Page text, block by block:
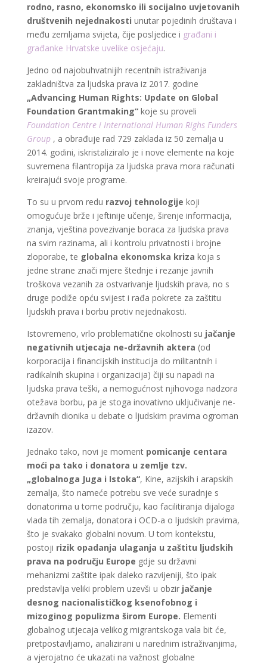
rodno, rasno, ekonomsko ili socijalno uvjetovanih
društvenih nejednakosti unutar pojedinih društava i
među zemljama svijeta, čije posljedice i građani i
građanke Hrvatske uvelike osjećaju.
Jedno od najobuhvatnijih recentnih istraživanja
zakladništva za ljudska prava iz 2017. godine
„Advancing Human Rights: Update on Global
Foundation Grantmaking“koje su proveli
Foundation Centre i International Human Righs Funders
Group , a obrađuje rad 729 zaklada iz 50 zemalja u
2014. godini, iskristaliziralo je i nove elemente na koje
suvremena filantropija za ljudska prava mora računati
kreirajući svoje programe.
To su u prvom redu razvoj tehnologije koji
omogućuje brže i jeftinije učenje, širenje informacija,
znanja, vještina povezivanje boraca za ljudska prava
na svim razinama, ali i kontrolu privatnosti i brojne
zloporabe, te globalna ekonomska kriza koja s
jedne strane znači mjere štednje i rezanje javnih
troškova vezanih za ostvarivanje ljudskih prava, no s
druge podiže opću svijest i rađa pokrete za zaštitu
ljudskih prava i borbu protiv nejednakosti.
Istovremeno, vrlo problematične okolnosti su jačanje
negativnih utjecaja ne-državnih aktera (od
korporacija i financijskih institucija do militantnih i
radikalnih skupina i organizacija) čiji su napadi na
ljudska prava teški, a nemogućnost njihovoga nadzora
otežava borbu, pa je stoga inovativno uključivanje ne-
državnih dionika u debate o ljudskim pravima ogroman
izazov.
Jednako tako, novi je moment pomicanje centara
moći pa tako i donatora u zemlje tzv.
„globalnoga Juga i Istoka“, Kine, azijskih i arapskih
zemalja, što nameće potrebu sve veće suradnje s
donatorima u tome području, kao facilitiranja dijaloga
vlada tih zemalja, donatora i OCD-a o ljudskih pravima,
što je svakako globalni novum. U tom kontekstu,
postoji rizik opadanja ulaganja u zaštitu ljudskih
prava na području Europe gdje su državni
mehanizmi zaštite ipak daleko razvijeniji, što ipak
predstavlja veliki problem uzevši u obzirjačanje
desnog nacionalističkog ksenofobnog i
mizoginog populizma širom Europe. Elementi
globalnog utjecaja velikog migrantskoga vala bit će,
pretpostavljamo, analizirani u narednim istraživanjima,
a vjerojatno će ukazati na važnost globalne